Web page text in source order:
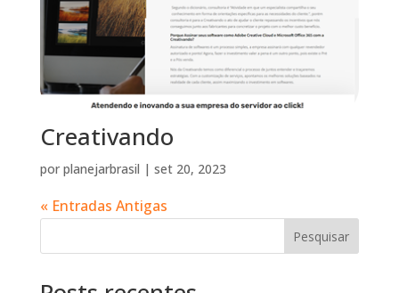
Creativando
por planejarbrasil | set 20, 2023
« Entradas Antigas
Pesquisar